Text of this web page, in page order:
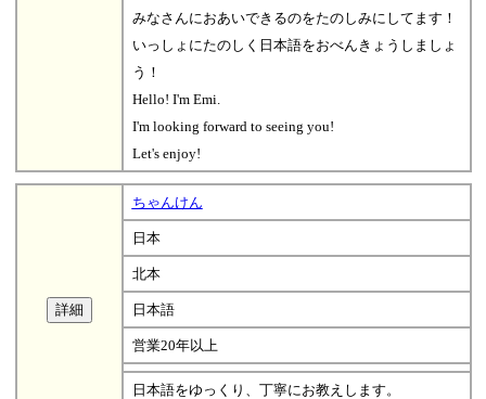
みなさんにおあいできるのをたのしみにしてます！
いっしょにたのしく日本語をおべんきょうしましょ
う！
Hello! I'm Emi.
I'm looking forward to seeing you!
Let's enjoy!
ちゃんけん
日本
北本
日本語
営業20年以上
日本語をゆっくり、丁寧にお教えします。